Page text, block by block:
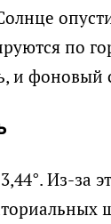
по
и фоновый
Из-за